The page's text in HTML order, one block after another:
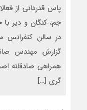
پاس قدردانی از
جم، کنگان و دیر
در سالن کنفرانس
گزارش مهندس
همراهی صادقانه
گری […]